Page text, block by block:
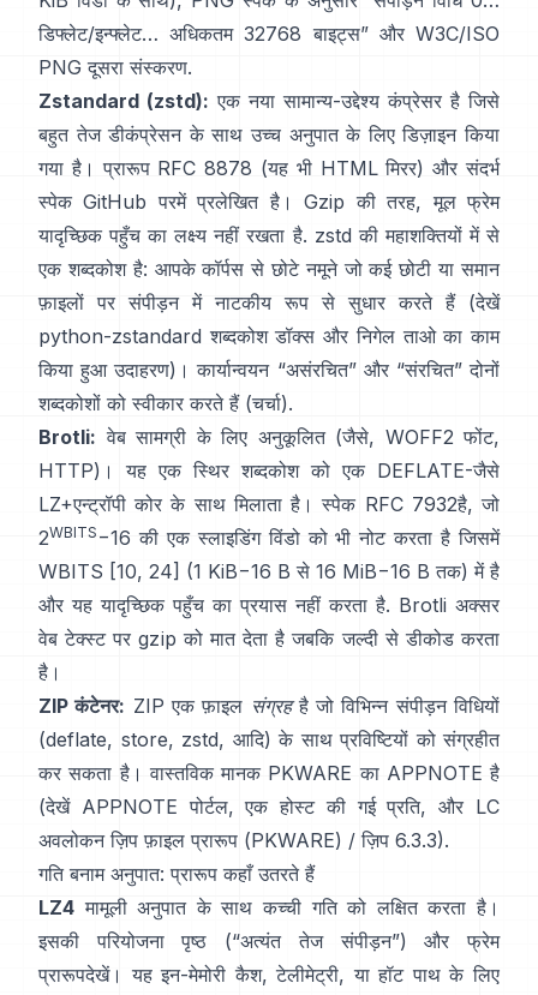
डिफ्लेट/इन्फ्लेट… अधिकतम 32768 बाइट्स” और W3C/ISO
PNG दूसरा संस्करण.
Zstandard (zstd): एक नया सामान्य-उद्देश्य कंप्रेसर है जिसे
बहुत तेज डीकंप्रेसन के साथ उच्च अनुपात के लिए डिज़ाइन किया
गया है। प्रारूप RFC 8878 (यह भी HTML मिरर) और संदर्भ
स्पेक GitHub परमें प्रलेखित है। Gzip की तरह, मूल फ्रेम
यादृच्छिक पहुँच का लक्ष्य नहीं रखता है. zstd की महाशक्तियों में से
एक शब्दकोश है: आपके कॉर्पस से छोटे नमूने जो कई छोटी या समान
फ़ाइलों पर संपीड़न में नाटकीय रूप से सुधार करते हैं (देखें
python-zstandard शब्दकोश डॉक्स और निगेल ताओ का काम
किया हुआ उदाहरण)। कार्यान्वयन “असंरचित” और “संरचित” दोनों
शब्दकोशों को स्वीकार करते हैं (चर्चा).
Brotli: वेब सामग्री के लिए अनुकूलित (जैसे, WOFF2 फोंट,
HTTP)। यह एक स्थिर शब्दकोश को एक DEFLATE-जैसे
LZ+एन्ट्रॉपी कोर के साथ मिलाता है। स्पेक RFC 7932है, जो
2WBITS −16 की एक स्लाइडिंग विंडो को भी नोट करता है जिसमें
WBITS [10, 24] (1 KiB−16 B से 16 MiB−16 B तक) में है
और यह यादृच्छिक पहुँच का प्रयास नहीं करता है. Brotli अक्सर
वेब टेक्स्ट पर gzip को मात देता है जबकि जल्दी से डीकोड करता
है।
ZIP कंटेनर: ZIP एक फ़ाइल संग्रहहै जो विभिन्न संपीड़न विधियों
(deflate, store, zstd, आदि) के साथ प्रविष्टियों को संग्रहीत
कर सकता है। वास्तविक मानक PKWARE का APPNOTE है
(देखें APPNOTE पोर्टल, एक होस्ट की गई प्रति, और LC
अवलोकन ज़िप फ़ाइल प्रारूप (PKWARE) / ज़िप 6.3.3).
गति बनाम अनुपात: प्रारूप कहाँ उतरते हैं
LZ4 मामूली अनुपात के साथ कच्ची गति को लक्षित करता है।
इसकी
परियोजना पृष्ठ (“अत्यंत तेज संपीड़न”) और
फ्रेम
प्रारूपदेखें। यह इन-मेमोरी कैश, टेलीमेट्री, या हॉट पाथ के लिए